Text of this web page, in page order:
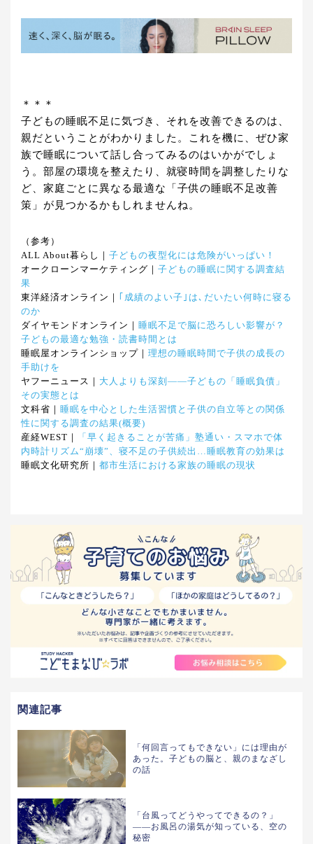
＊＊＊
子どもの睡眠不足に気づき、それを改善できるのは、
親だということがわかりました。これを機に、ぜひ家
族で睡眠について話し合ってみるのはいかがでしょ
う。部屋の環境を整えたり、就寝時間を調整したりな
ど、家庭ごとに異なる最適な「子供の睡眠不足改善
策」が見つかるかもしれませんね。
（参考）
ALL About暮らし｜ 子どもの夜型化には危険がいっぱい！
オークローンマーケティング｜ 子どもの睡眠に関する調査結
果
東洋経済オンライン｜
｢成績のよい子｣は､だいたい何時に寝る
のか
ダイヤモンドオンライン｜ 睡眠不足で脳に恐ろしい影響が？
子どもの最適な勉強・読書時間とは
睡眠屋オンラインショップ｜ 理想の睡眠時間で子供の成長の
手助けを
ヤフーニュース｜ 大人よりも深刻――子どもの「睡眠負債」
その実態とは
文科省｜ 睡眠を中心とした生活習慣と子供の自立等との関係
性に関する調査の結果(概要)
産経WEST｜
「早く起きることが苦痛」塾通い・スマホで体
内時計リズム“崩壊”、寝不足の子供続出…睡眠教育の効果は
睡眠文化研究所｜ 都市生活における家族の睡眠の現状
関連記事
「何回言ってもできない」には理由が
あった。子どもの脳と、親のまなざし
の話
「台風ってどうやってできるの？」
——お風呂の湯気が知っている、空の
秘密